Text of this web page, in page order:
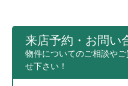
来店予約・お問い
物件についてのご相談や
せ下さい！